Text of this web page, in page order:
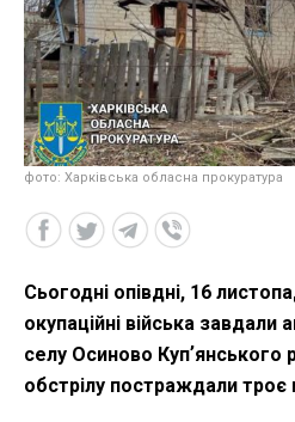
фото: Харківська обласна прокуратура
Сьогодні опівдні, 16
окупаційні війська завдали
селу Осиново Купʼянського
обстрілу постраждали троє